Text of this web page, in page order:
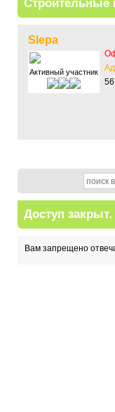
Строительные
Slepa
Активный участник
Доступ закрыт.
Вам запрещено